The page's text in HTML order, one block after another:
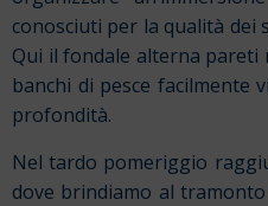
conosciuti per la qualità dei
Qui il fondale alterna pareti
banchi di pesce facilmente
profondità.
Nel tardo pomeriggio
dove brindiamo al